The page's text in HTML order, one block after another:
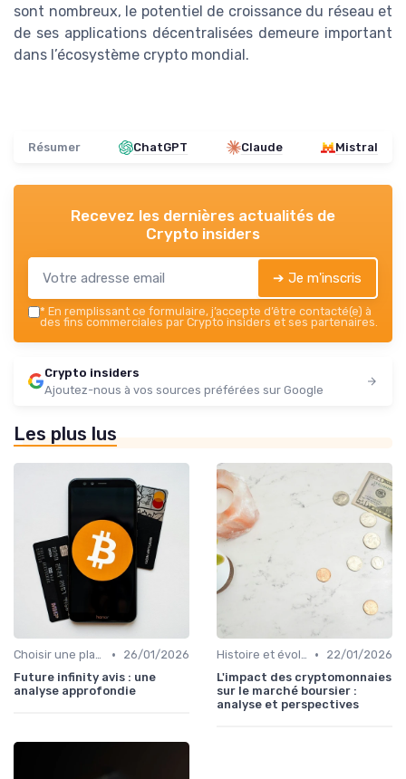
sont nombreux, le potentiel de croissance du réseau et
de ses applications décentralisées demeure important
dans l’écosystème crypto mondial.
Résumer ChatGPT Claude Mistral
Recevez les dernières actualités de
Crypto insiders
➔ Je m'inscris
* En remplissant ce formulaire, j’accepte d’être contacté(e) à
des fins commerciales par Crypto insiders et ses partenaires.
Crypto insiders
Ajoutez-nous à vos sources préférées sur Google
Les plus lus
Choisir une plateforme d'échange •
26/01/2026
Future infinity avis : une
analyse approfondie
Histoire et évolution du marché des cryptos •
22/01/2026
L'impact des cryptomonnaies
sur le marché boursier :
analyse et perspectives